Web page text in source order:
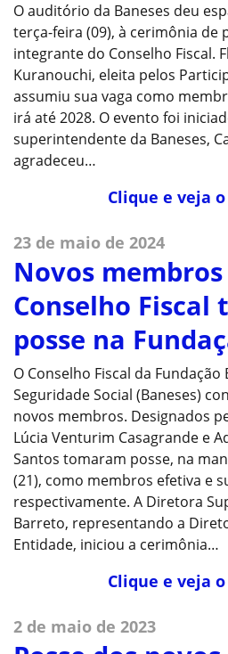
O auditório da Baneses deu
terça-feira (09), à cerimônia de
integrante do Conselho Fiscal.
Kuranouchi, eleita pelos
assumiu sua vaga como
irá até 2028. O evento foi
superintendente da Baneses,
agradeceu…
Clique e veja
23 de maio de 2024
Novos
Conselho Fiscal
posse na
O Conselho Fiscal da Fundação
Seguridade Social (Baneses)
novos membros. Designados
Lúcia Venturim Casagrande e
Santos tomaram posse, na
(21), como membros efetiva e
respectivamente. A Diretora
Barreto, representando a
Entidade, iniciou a cerimônia…
Clique e veja
2 de maio de 2023